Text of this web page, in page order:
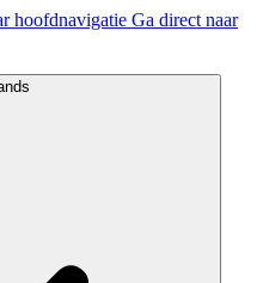
hoofdnavigatie Ga direct naar